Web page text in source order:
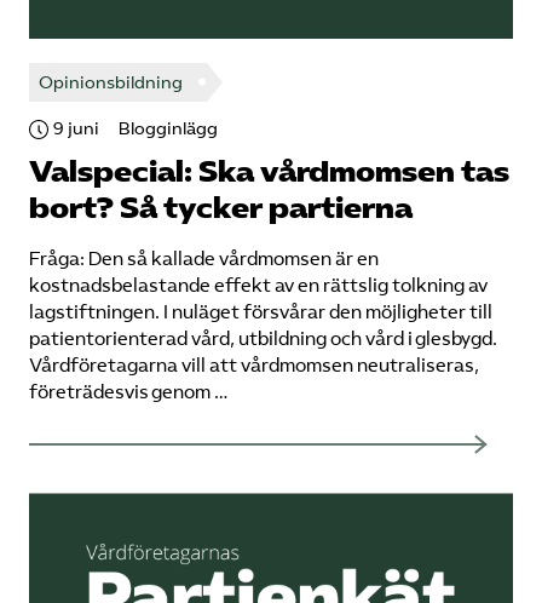
Opinionsbildning
9 juni Blogginlägg
Valspecial: Ska vårdmomsen tas
bort? Så tycker partierna
Fråga: Den så kallade vårdmomsen är en
kostnadsbelastande effekt av en rättslig tolkning av
lagstiftningen. I nuläget försvårar den möjligheter till
patientorienterad vård, utbildning och vård i glesbygd.
Vårdföretagarna vill att vårdmomsen neutraliseras,
företrädesvis genom …